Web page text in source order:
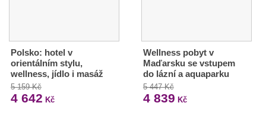
Polsko: hotel v
orientálním stylu,
wellness, jídlo i masáž
5 159 Kč
4 642 Kč
Wellness pobyt v
Maďarsku se vstupem
do lázní a aquaparku
5 447 Kč
4 839 Kč